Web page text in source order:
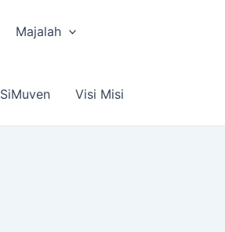
Majalah
SiMuven Visi Misi